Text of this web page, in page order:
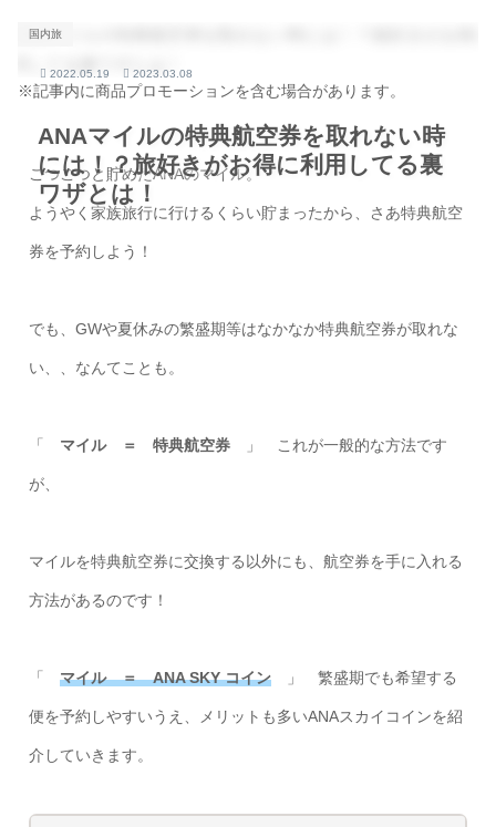
ANAマイルの特典航空券を取れない時
には！？旅好きがお得に利用してる裏
ワザとは！
国内旅
2022.05.19 2023.03.08
※記事内に商品プロモーションを含む場合があります。
こつこつと貯めたANAのマイル。
ようやく家族旅行に行けるくらい貯まったから、さあ特典航空
券を予約しよう！
でも、GWや夏休みの繁盛期等はなかなか特典航空券が取れな
い、、なんてことも。
「 マイル ＝ 特典航空券 」 これが一般的な方法です
が、
マイルを特典航空券に交換する以外にも、航空券を手に入れる
方法があるのです！
「 マイル ＝ ANA SKY コイン 」 繁盛期でも希望する
便を予約しやすいうえ、メリットも多いANAスカイコインを紹
介していきます。